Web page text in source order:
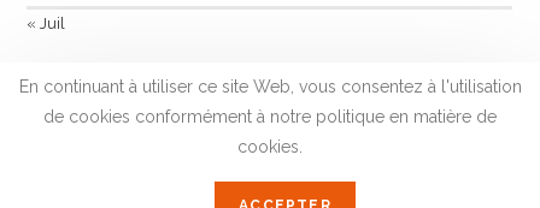
« Juil
En continuant à utiliser ce site Web, vous consentez à l'utilisation
de cookies conformément à notre politique en matière de
cookies.